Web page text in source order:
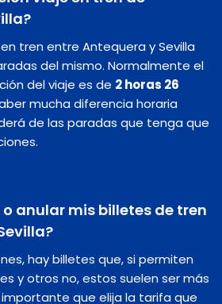
tren entre Antequera y Sevilla
del mismo. Normalmente el
del viaje es de 2 horas 26
mucha diferencia horaria
de las paradas que tenga que
anular mis billetes de tren
hay billetes que, si permiten
y otros no, estos suelen ser más
importante que elija la tarifa que